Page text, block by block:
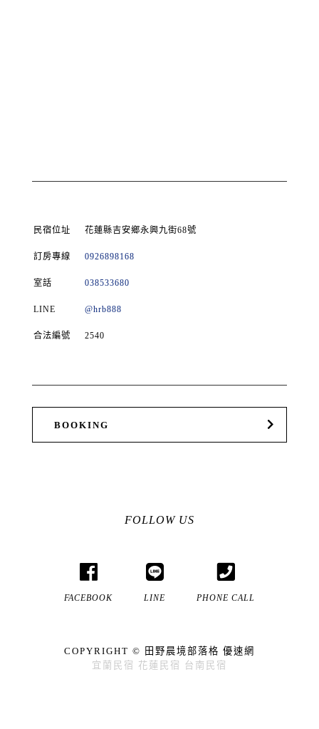
民宿位址 花蓮縣吉安鄉永興九街68號
訂房專線 0926898168
室話 038533680
LINE @hrb888
合法編號 2540
BOOKING
FOLLOW US
FACEBOOK LINE PHONE CALL
COPYRIGHT © 田野晨境部落格 優速網
宜蘭民宿 花蓮民宿 台南民宿